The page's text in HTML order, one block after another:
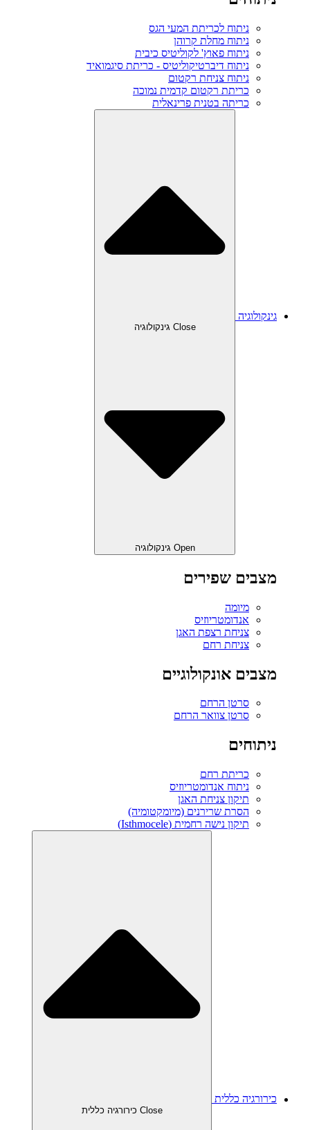
ניתוח לכריתת המעי הגס
ניתוח מחלת קרוהן
ניתוח פאוץ' לקוליטיס כיבית
ניתוח דיברטיקוליטיס - כריתת סיגמואיד
ניתוח צניחת רקטום
כריתת רקטום קדמית נמוכה
כריתה בטנית פרינאלית
גינקולוגיה
Close גינקולוגיה
Open גינקולוגיה
מצבים שפירים
מיומה
אנדומטריוזיס
צניחת רצפת האגן
צניחת רחם
מצבים אונקולוגיים
סרטן הרחם
סרטן צוואר הרחם
ניתוחים
כריתת רחם
ניתוח אנדומטריוזיס
תיקון צניחת האגן
הסרת שרירנים (מיומקטומיה)
תיקון נישה רחמית (Isthmocele)
כירורגיה כללית
Close כירורגיה כללית